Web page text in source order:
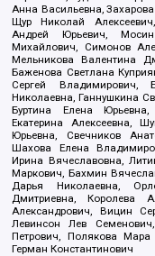
Анна Васильевна,
Щур Николай
Андрей Юрьевич,
Михайлович, Симонов
Мельникова Валентина
Баженова Светлана
Сергей Владимирович,
Николаевна, Ганнушкина
Буртина Елена
Екатерина Алексеевна,
Юрьевна, Свечников
Шахова Елена
Ирина Вячеславовна,
Маркович, Бахмин
Дарья Николаевна,
Дмитриевна, Королева
Александрович, Вицин
Левинсон Лев
Петрович, Полякова
Герман Константинович